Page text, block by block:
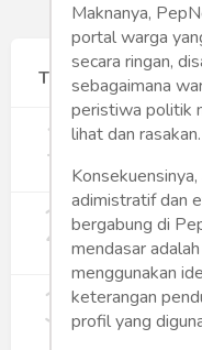
Wanita
Terpopuler
1 Gerakan
Pondok
Semarang
357
2 MBG dan
Lapangan
274
3 Digitalisasi
Peluang
Maknanya,
portal warga
secara ringan,
sebagaimana
peristiwa politik
lihat dan rasakan.
adimistratif dan
bergabung di
mendasar
menggunakan
keterangan
profil yang